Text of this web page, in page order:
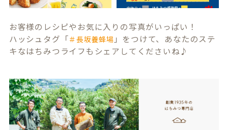
お客様のレシピやお気に入りの写真がいっぱい！
ハッシュタグ「＃長坂養蜂場 」をつけて、あなたのステ
キなはちみつライフもシェアしてくださいね♪